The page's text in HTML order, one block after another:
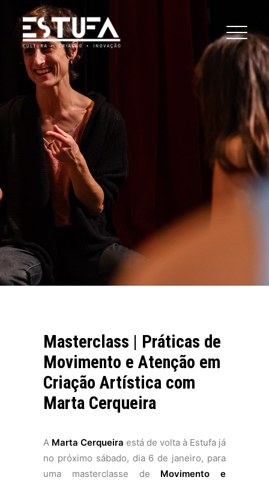
Masterclass | Práticas de
Movimento e Atenção em
Criação Artística com
Marta Cerqueira
A Marta Cerqueira está de volta à Estufa já
no próximo sábado, dia 6 de janeiro, para
uma masterclasse de Movimento e